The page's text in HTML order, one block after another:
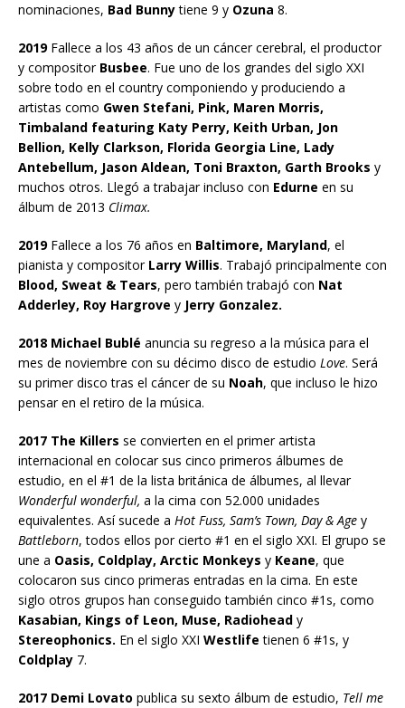
nominaciones, Bad Bunnytiene 9 y Ozuna 8.
2019Fallece a los 43 años de un cáncer cerebral, el productor
y compositor Busbee. Fue uno de los grandes del siglo XXI
sobre todo en el country componiendo y produciendo a
artistas como Gwen Stefani, Pink, Maren Morris,
Timbaland featuring Katy Perry, Keith Urban, Jon
Bellion, Kelly Clarkson, Florida Georgia Line, Lady
Antebellum, Jason Aldean, Toni Braxton, Garth Brooks y
muchos otros. Llegó a trabajar incluso con Edurne en su
álbum de 2013 Climax.
2019 Fallece a los 76 años en Baltimore, Maryland, el
pianista y compositor Larry Willis. Trabajó principalmente con
Blood, Sweat & Tears, pero también trabajó con Nat
Adderley, Roy Hargrove y Jerry Gonzalez.
2018 Michael Bublé anuncia su regreso a la música para el
mes de noviembre con su décimo disco de estudio Love. Será
su primer disco tras el cáncer de su Noah, que incluso le hizo
pensar en el retiro de la música.
2017 The Killers se convierten en el primer artista
internacional en colocar sus cinco primeros álbumes de
estudio, en el #1 de la lista británica de álbumes, al llevar
Wonderful wonderful, a la cima con 52.000 unidades
equivalentes. Así sucede a Hot Fuss, Sam’s Town, Day & Age y
Battleborn, todos ellos por cierto #1 en el siglo XXI. El grupo se
une a Oasis, Coldplay, Arctic Monkeys y Keane, que
colocaron sus cinco primeras entradas en la cima. En este
siglo otros grupos han conseguido también cinco #1s, como
Kasabian, Kings of Leon, Muse, Radiohead y
Stereophonics. En el siglo XXI Westlife tienen 6 #1s, y
Coldplay 7.
2017 Demi Lovato publica su sexto álbum de estudio, Tell me